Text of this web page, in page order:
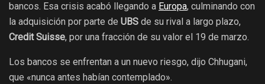
bancos. Esa crisis acabó llegando a Europa, culminando con
la adquisición por parte de UBS de su rival a largo plazo,
Credit Suisse, por una fracción de su valor el 19 de marzo.
Los bancos se enfrentan a un nuevo riesgo, dijo Chhugani,
que «nunca antes habían contemplado».